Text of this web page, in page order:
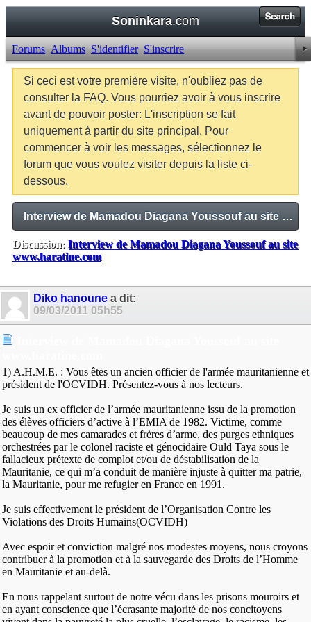
Soninkara.com
Forums Albums S'identifier S'inscrire
Si ceci est votre première visite, n'oubliez pas de
consulter la FAQ. Vous pourriez avoir à vous inscrire
avant de pouvoir poster: L'inscription se fait
uniquement à partir du site principal. Pour
commencer à voir les messages, sélectionnez le
forum que vous voulez visiter depuis la liste ci-
dessous.
Interview de Mamadou Diagana Youssouf au site www.haratine.com
Discussion: Interview de Mamadou Diagana Youssouf au site
www.haratine.com
Diko hanoune a dit:
09/03/2011 05h55
1) A.H.M.E. : Vous êtes un ancien officier de l'armée mauritanienne et
président de l'OCVIDH. Présentez-vous à nos lecteurs.
Je suis un ex officier de l’armée mauritanienne issu de la promotion
des élèves officiers d’active à l’EMIA de 1982. Victime, comme
beaucoup de mes camarades et frères d’arme, des purges ethniques
orchestrées par le colonel raciste et génocidaire Ould Taya sous le
fallacieux prétexte de complot et/ou de déstabilisation de la
Mauritanie, ce qui m’a conduit de manière injuste à quitter ma patrie,
la Mauritanie, pour me refugier en France en 1991.
Je suis effectivement le président de l’Organisation Contre les
Violations des Droits Humains(OCVIDH)
Avec espoir et conviction malgré nos modestes moyens, nous croyons
contribuer à la promotion et à la sauvegarde des Droits de l’Homme
en Mauritanie et au-delà.
En nous rappelant surtout de notre vécu dans les prisons mouroirs et
en ayant conscience que l’écrasante majorité de nos concitoyens